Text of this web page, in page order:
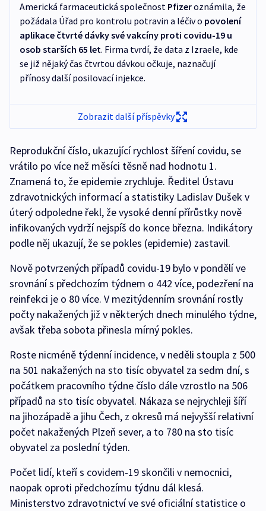
Americká farmaceutická společnost Pfizeroznámila, že
požádala Úřad pro kontrolu potravin a léčiv o povolení
aplikace čtvrté dávky své vakcíny proti covidu-19 u
osob starších 65 let. Firma tvrdí, že data z Izraele, kde
se již nějaký čas čtvrtou dávkou očkuje, naznačují
přínosy další posilovací injekce.
Zobrazit další příspěvky
Reprodukční číslo, ukazující rychlost šíření covidu, se
vrátilo po více než měsíci těsně nad hodnotu 1.
Znamená to, že epidemie zrychluje. Ředitel Ústavu
zdravotnických informací a statistiky Ladislav Dušek v
úterý odpoledne řekl, že vysoké denní přírůstky nově
infikovaných vydrží nejspíš do konce března. Indikátory
podle něj ukazují, že se pokles (epidemie) zastavil.
Nově potvrzených případů covidu-19 bylo v pondělí ve
srovnání s předchozím týdnem o 442 více, podezření na
reinfekci je o 80 více. V mezitýdenním srovnání rostly
počty nakažených již v některých dnech minulého týdne,
avšak třeba sobota přinesla mírný pokles.
Roste nicméně týdenní incidence, v neděli stoupla z 500
na 501 nakažených na sto tisíc obyvatel za sedm dní, s
počátkem pracovního týdne číslo dále vzrostlo na 506
případů na sto tisíc obyvatel. Nákaza se nejrychleji šíří
na jihozápadě a jihu Čech, z okresů má nejvyšší relativní
počet nakažených Plzeň sever, a to 780 na sto tisíc
obyvatel za poslední týden.
Počet lidí, kteří s covidem-19 skončili v nemocnici,
naopak oproti předchozímu týdnu dál klesá.
Ministerstvo zdravotnictví ve své oficiální statistice o